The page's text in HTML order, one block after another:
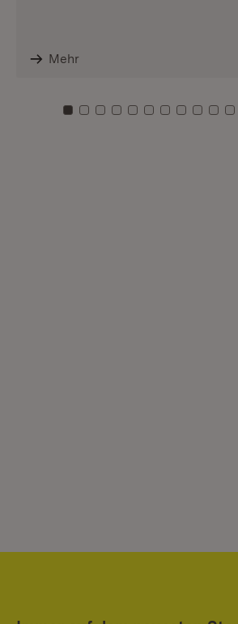
Mehr
Zu Kachel: 0
Zu Kachel: 1
Zu Kachel: 2
Zu Kachel: 3
Zu Kachel: 4
Zu Kachel: 5
ZuZuZuZu